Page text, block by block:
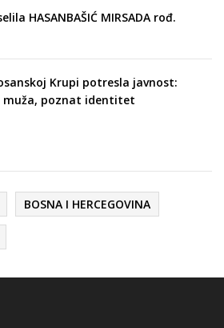
HASANBAŠIĆ MIRSADA rođ.
Krupi potresla javnost:
muža, poznat identitet
BOSNA I HERCEGOVINA